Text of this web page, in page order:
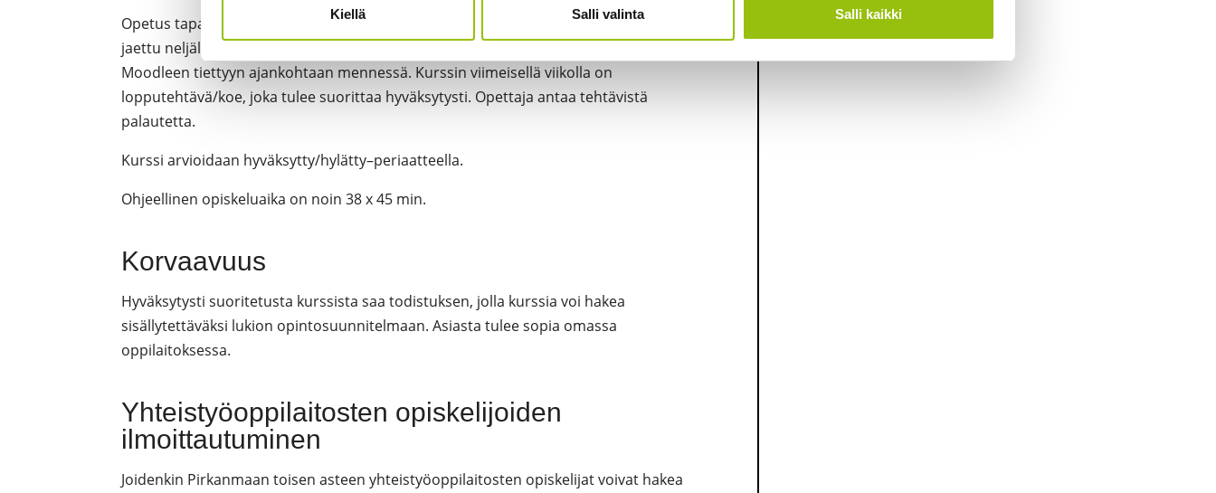
Kiellä Salli valinta Salli kaikki
Opetus tapahtuu vain verkossa. Kurssi koostuu eri opintokokonaisuuksista, jotka on
jaettu neljälle viikolle eli joka viikko avautuu uusia tehtäviä, jotka tulee palauttaa
Moodleen tiettyyn ajankohtaan mennessä. Kurssin viimeisellä viikolla on
lopputehtävä/koe, joka tulee suorittaa hyväksytysti. Opettaja antaa tehtävistä
palautetta.
Kurssi arvioidaan hyväksytty/hylätty–periaatteella.
Ohjeellinen opiskeluaika on noin 38 x 45 min.
Korvaavuus
Hyväksytysti suoritetusta kurssista saa todistuksen, jolla kurssia voi hakea
sisällytettäväksi lukion opintosuunnitelmaan. Asiasta tulee sopia omassa
oppilaitoksessa.
Yhteistyöoppilaitosten opiskelijoiden
ilmoittautuminen
Joidenkin Pirkanmaan toisen asteen yhteistyöoppilaitosten opiskelijat voivat hakea